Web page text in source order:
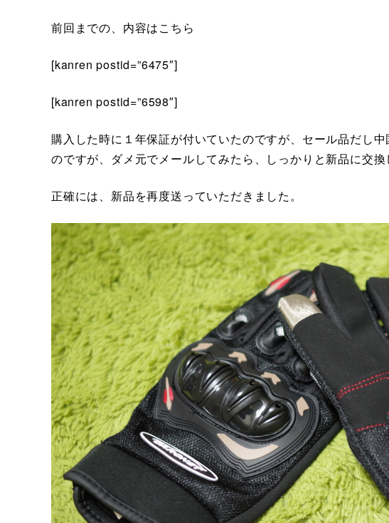
前回までの、内容はこちら
[kanren postid=”6475″]
[kanren postid=”6598″]
購入した時に１年保証が付いていたのですが、セール品だし
のですが、ダメ元でメールしてみたら、しっかりと新品に交換
正確には、新品を再度送っていただきました。